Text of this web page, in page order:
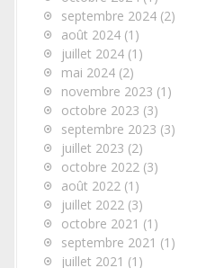
septembre 2024 (2)
août 2024 (1)
juillet 2024 (1)
mai 2024 (2)
novembre 2023 (1)
octobre 2023 (3)
septembre 2023 (3)
juillet 2023 (2)
octobre 2022 (3)
août 2022 (1)
juillet 2022 (3)
octobre 2021 (1)
septembre 2021 (1)
juillet 2021 (1)